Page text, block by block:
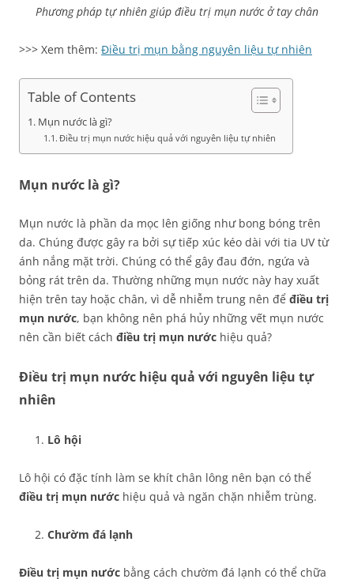
Phương pháp tự nhiên giúp điều trị mụn nước ở tay chân
>>> Xem thêm: Điều trị mụn bằng nguyên liệu tự nhiên
Table of Contents
Mụn nước là gì?
Điều trị mụn nước hiệu quả với nguyên liệu tự nhiên
Mụn nước là gì?
Mụn nước là phần da mọc lên giống như bong bóng trên
da. Chúng được gây ra bởi sự tiếp xúc kéo dài với tia UV từ
ánh nắng mặt trời. Chúng có thể gây đau đớn, ngứa và
bỏng rát trên da. Thường những mụn nước này hay xuất
hiện trên tay hoặc chân, vì dễ nhiễm trung nên để điều trị
mụn nước, bạn không nên phá hủy những vết mụn nước
nên cần biết cách điều trị mụn nước hiệu quả?
Điều trị mụn nước hiệu quả với nguyên liệu tự
nhiên
Lô hội
Lô hội có đặc tính làm se khít chân lông nên bạn có thể
điều trị mụn nước hiệu quả và ngăn chặn nhiễm trùng.
Chườm đá lạnh
Điều trị mụn nước bằng cách chườm đá lạnh có thể chữa